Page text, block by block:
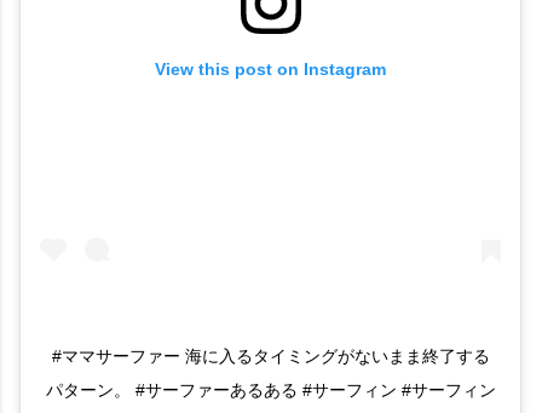
View this post on Instagram
#ママサーファー 海に入るタイミングがないまま終了する
パターン。 #サーファーあるある #サーフィン #サーフィン